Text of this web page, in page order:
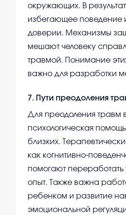
окружающих. В
избегающее поведение
доверии. Механизмы
мешают человеку
травмой. Понимание
важно для разработки
7. Пути преодоления
Для преодоления травм
психологическая
близких.
как когнитивно-
помогают переработать
опыт. Также важна
ребенком и развитие
эмоциональной